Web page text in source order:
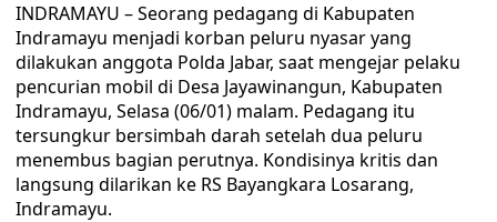
INDRAMAYU – Seorang pedagang di Kabupaten
Indramayu menjadi korban peluru nyasar yang
dilakukan anggota Polda Jabar, saat mengejar pelaku
pencurian mobil di Desa Jayawinangun, Kabupaten
Indramayu, Selasa (06/01) malam. Pedagang itu
tersungkur bersimbah darah setelah dua peluru
menembus bagian perutnya. Kondisinya kritis dan
langsung dilarikan ke RS Bayangkara Losarang,
Indramayu.